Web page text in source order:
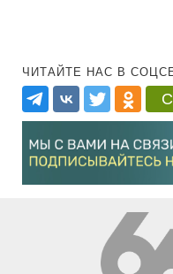
ЧИТАЙТЕ НАС В